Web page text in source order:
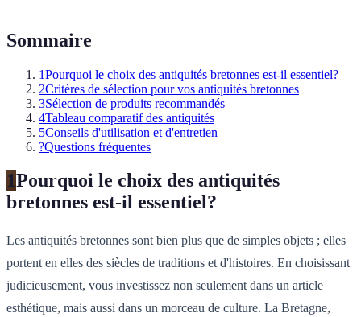
Sommaire
1Pourquoi le choix des antiquités bretonnes est-il essentiel?
2Critères de sélection pour vos antiquités bretonnes
3Sélection de produits recommandés
4Tableau comparatif des antiquités
5Conseils d'utilisation et d'entretien
?Questions fréquentes
1Pourquoi le choix des antiquités
bretonnes est-il essentiel?
Les antiquités bretonnes sont bien plus que de simples objets ; elles
portent en elles des siècles de traditions et d'histoires. En choisissant
judicieusement, vous investissez non seulement dans un article
esthétique, mais aussi dans un morceau de culture. La Bretagne,